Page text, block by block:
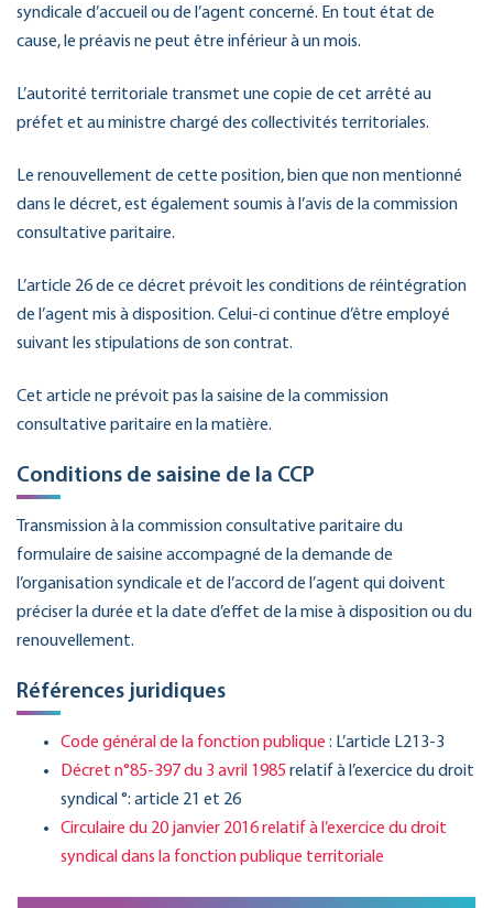
syndicale d’accueil ou de l’agent concerné. En tout état de
cause, le préavis ne peut être inférieur à un mois.
L’autorité territoriale transmet une copie de cet arrêté au
préfet et au ministre chargé des collectivités territoriales.
Le renouvellement de cette position, bien que non mentionné
dans le décret, est également soumis à l’avis de la commission
consultative paritaire.
L’article 26 de ce décret prévoit les conditions de réintégration
de l’agent mis à disposition. Celui-ci continue d’être employé
suivant les stipulations de son contrat.
Cet article ne prévoit pas la saisine de la commission
consultative paritaire en la matière.
Conditions de saisine de la CCP
Transmission à la commission consultative paritaire du
formulaire de saisine accompagné de la demande de
l’organisation syndicale et de l’accord de l’agent qui doivent
préciser la durée et la date d’effet de la mise à disposition ou du
renouvellement.
Références juridiques
Code général de la fonction publique : L’article L213-3
Décret n°85-397 du 3 avril 1985 relatif à l’exercice du droit
syndical °: article 21 et 26
Circulaire du 20 janvier 2016 relatif à l’exercice du droit
syndical dans la fonction publique territoriale